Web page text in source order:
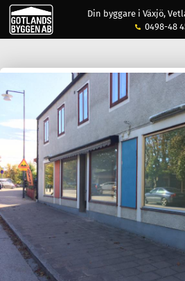
Din byggare i Växjö,
0498-48